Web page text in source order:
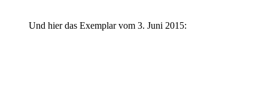
Und hier das Exemplar vom 3. Juni 2015: